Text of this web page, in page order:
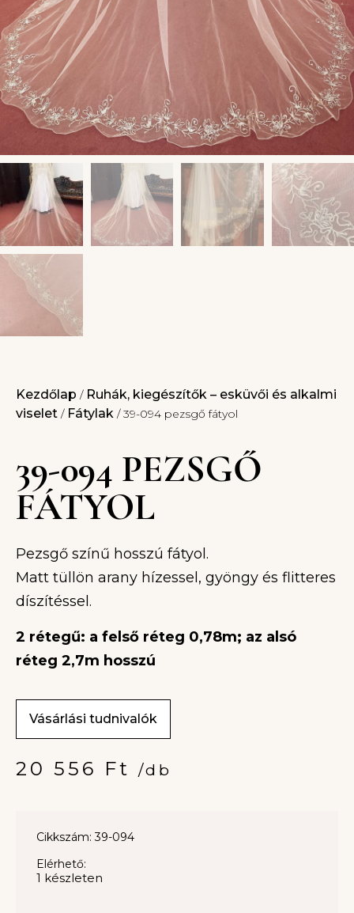
Kezdőlap / Ruhák, kiegészítők – esküvői és alkalmi
viselet / Fátylak / 39-094 pezsgő fátyol
39-094 PEZSGŐ
FÁTYOL
Pezsgő színű hosszú fátyol.
Matt tüllön arany hízessel, gyöngy és flitteres
díszítéssel.
2 rétegű: a felső réteg 0,78m; az alsó
réteg 2,7m hosszú
Vásárlási tudnivalók
20 556 Ft /db
Cikkszám: 39-094
Elérhető:
1 készleten